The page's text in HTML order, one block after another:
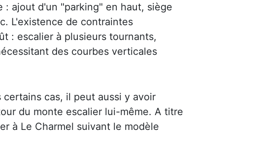
: ajout d'un "parking" en haut, siège
L'existence de contraintes
: escalier à plusieurs tournants,
des courbes verticales
cas, il peut aussi y avoir
du monte escalier lui-même. A titre
à Le Charmel suivant le modèle